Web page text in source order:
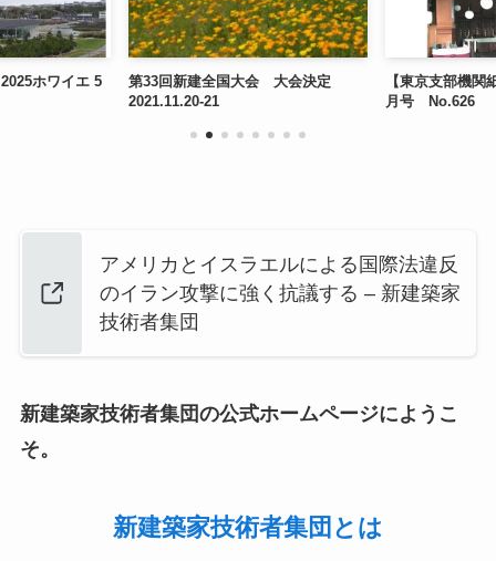
ホワイエ 5
第33回新建全国大会 大会決定
2021.11.20-21
【東京支部機関
月号 No.626
アメリカとイスラエルによる国際法違反
のイラン攻撃に強く抗議する – 新建築家
技術者集団
新建築家技術者集団の公式ホームページにようこ
そ。
新建築家技術者集団とは